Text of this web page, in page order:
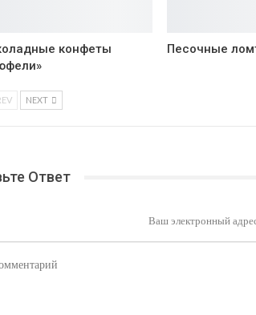
конфеты
Песочные
NEXT
Ответ
Ваш электронный